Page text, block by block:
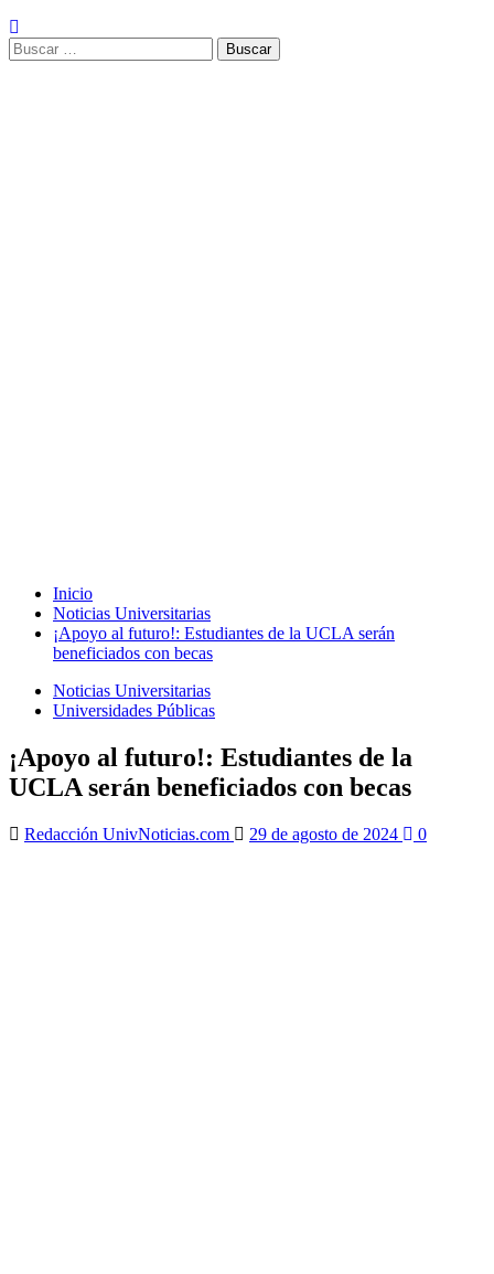
Buscar:
Inicio
Noticias Universitarias
¡Apoyo al futuro!: Estudiantes de la UCLA serán
beneficiados con becas
Noticias Universitarias
Universidades Públicas
¡Apoyo al futuro!: Estudiantes de la
UCLA serán beneficiados con becas
Redacción UnivNoticias.com 29 de agosto de 2024 0